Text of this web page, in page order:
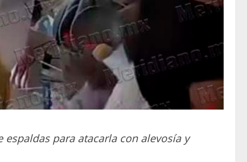
para atacarla con alevosía y